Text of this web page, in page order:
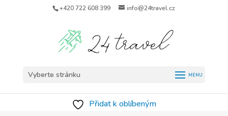
+420 722 608 399 info@24travel.cz
Vyberte stránku
Přidat k oblíbeným